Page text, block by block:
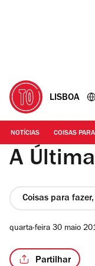
LISBOA
NOTÍCIAS COISAS
A
Coisas para
quarta-feira 30 maio
Partilhar